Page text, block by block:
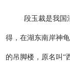
段玉裁是我国
得，在湖东南岸神
的吊脚楼，原名叫“